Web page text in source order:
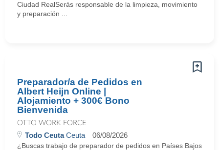
Ciudad RealSerás responsable de la limpieza, movimiento
y preparación ...
Preparador/a de Pedidos en
Albert Heijn Online |
Alojamiento + 300€ Bono
Bienvenida
OTTO WORK FORCE
Todo CeutaCeuta 06/08/2026
¿Buscas trabajo de preparador de pedidos en Países Bajos